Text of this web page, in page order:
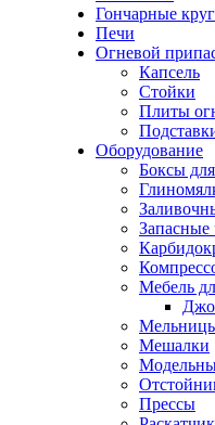
Гончарные
Печи
Огневой
Капсель
Стойки
Плиты
Оборудование
Боксы
Запасные
Мебель
Мешалки
Прессы